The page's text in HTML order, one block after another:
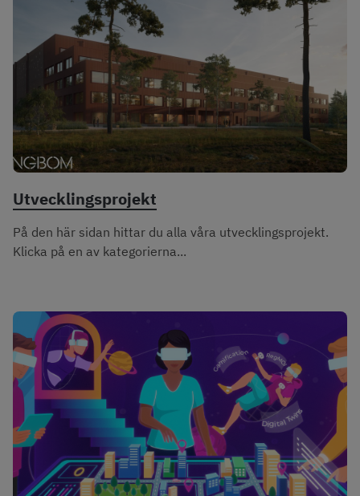
Utvecklingsprojekt
På den här sidan hittar du alla våra utvecklingsprojekt.
Klicka på en av kategorierna...